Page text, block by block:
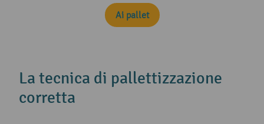
Ai pallet
La tecnica di pallettizzazione
corretta